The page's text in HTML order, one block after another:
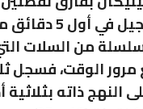
غاب المنتخب
من السلات
الوقت، فسجل
سلمان على النهج ذاته